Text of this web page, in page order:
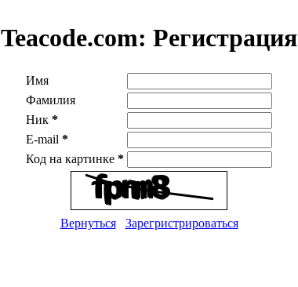
Teacode.com: Регистрация
Имя
Фамилия
Ник *
E-mail *
Код на картинке *
Вернуться Зарегристрироваться